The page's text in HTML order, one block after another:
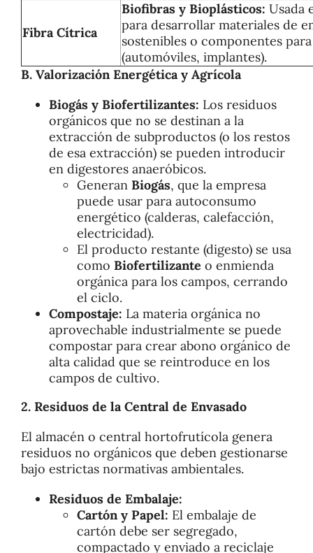
Fibra Cítrica
Biofibras y Bioplásticos: Usada
para desarrollar materiales de
sostenibles o componentes
(automóviles, implantes).
B. Valorización Energética y Agrícola
Biogás y Biofertilizantes: Los residuos
orgánicos que no se destinan a la
extracción de subproductos (o los restos
de esa extracción) se pueden introducir
en digestores anaeróbicos.
Generan Biogás, que la empresa
puede usar para autoconsumo
energético (calderas, calefacción,
electricidad).
El producto restante (digesto) se usa
como Biofertilizante o enmienda
orgánica para los campos, cerrando
el ciclo.
Compostaje: La materia orgánica no
aprovechable industrialmente se puede
compostar para crear abono orgánico de
alta calidad que se reintroduce en los
campos de cultivo.
2. Residuos de la Central de Envasado
El almacén o central hortofrutícola genera
residuos no orgánicos que deben gestionarse
bajo estrictas normativas ambientales.
Residuos de Embalaje:
Cartón y Papel: El embalaje de
cartón debe ser segregado,
compactado y enviado a reciclaje